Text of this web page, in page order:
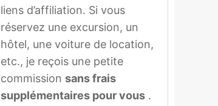
liens d’affiliation. Si vous
réservez une excursion, un
hôtel, une voiture de location,
etc., je reçois une petite
commission sans frais
supplémentaires pour vous .